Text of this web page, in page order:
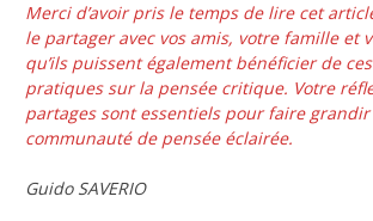
Merci d’avoir pris le temps de lire cet
le partager avec vos amis, votre famille et
qu’ils puissent également bénéficier de
pratiques sur la pensée critique. Votre
partages sont essentiels pour faire
communauté de pensée éclairée.
Guido SAVERIO